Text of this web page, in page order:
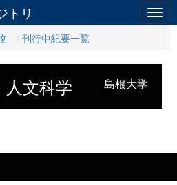
トリ
刊行中紀要一覧
島根大学
文科学